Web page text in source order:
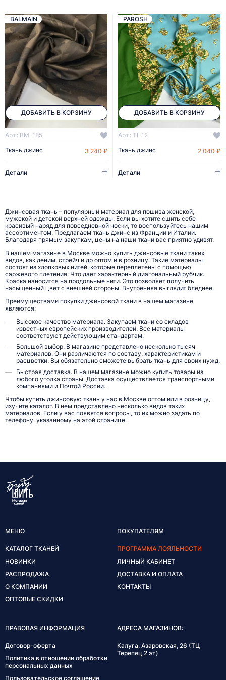
ДОБАВИТЬ В КОРЗИНУ
BALMAIN
Арт.: BM-185
Ткань джинс
3 240 ₽
Детали
ДОБАВИТЬ В КОРЗИНУ
PAROSH
Арт.: TI-12
Ткань джинс
2 040 ₽
Детали
Джинсовая ткань – популярный материал для пошива женской,
мужской и детской верхней одежды. Если вы хотите сшить себе
красивый наряд для повседневной носки, то воспользуйтесь нашим
ассортиментом. Предлагаем ткань джинс из Франции и Италии.
Благодаря прямым закупкам, цены на наши ткани вас приятно удивят.
В нашем магазине в Москве можно купить джинсовые ткани таких
видов, как деним, стрейч и др оптом и в розницу. Такие материалы
состоят из хлопковых нитей, которые переплетены с помощью
саржевого плетения. Что дает характерный диагональный рубчик.
Краска наносится на продольные нити. Это позволяет получить
насыщенный цвет с внешней стороны. Внутренняя выглядит бледнее.
Преимуществами покупки джинсовой ткани в нашем магазине
являются:
Высокое качество материала. Закупаем ткани со складов
известных европейских производителей. Все материалы
соответствуют действующим стандартам.
Большой выбор. В магазине представлено несколько тысяч
материалов. Они различаются по составу, характеристикам и
расцветки. Вы обязательно сможете выбрать ткань для своих нужд.
Быстрая доставка. В нашем магазине можно купить товары из
любого уголка страны. Доставка осуществляется транспортными
компаниями и Почтой России.
Чтобы купить джинсовую ткань у нас в Москве оптом или в розницу,
изучите каталог. В нем представлено несколько видов таких
материалов. Если у вас появятся вопросы, то их можно задать по
телефону, указанному на этой странице.
МЕНЮ
КАТАЛОГ ТКАНЕЙ
НОВИНКИ
РАСПРОДАЖА
О КОМПАНИИ
ОПТОВЫЕ СКИДКИ
ПОКУПАТЕЛЯМ
ПРОГРАММА ЛОЯЛЬНОСТИ
ЛИЧНЫЙ КАБИНЕТ
ДОСТАВКА И ОПЛАТА
КОНТАКТЫ
ПРАВОВАЯ ИНФОРМАЦИЯ
Договор-оферта
Политика в отношении обработки
персональных данных
Пользовательское соглашение
АДРЕСА МАГАЗИНОВ:
Калуга, Азаровская, 26 (ТЦ
Терепец 2 эт)